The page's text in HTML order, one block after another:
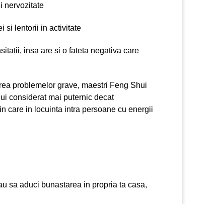
nervozitate
si lentorii in activitate
insa are si o fateta negativa care
problemelor grave, maestri Feng Shui
considerat mai puternic decat
care in locuinta intra persoane cu energii
sa aduci bunastarea in propria ta casa,